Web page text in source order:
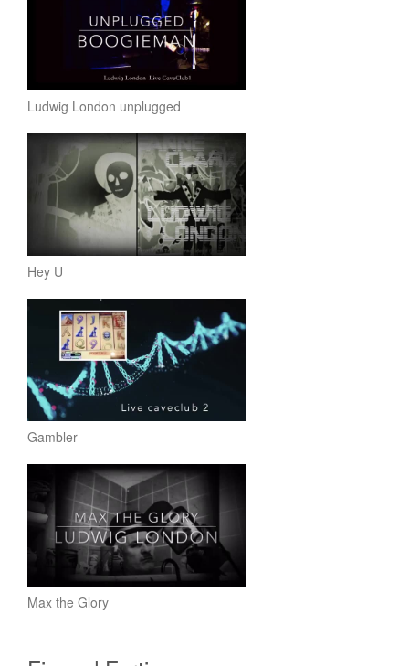
Ludwig London unplugged
Hey U
Gambler
Max the Glory